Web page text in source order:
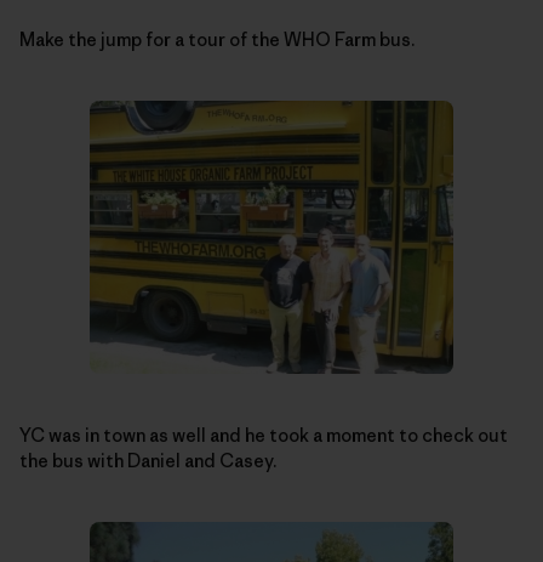
Make the jump for a tour of the WHO Farm bus.
YC was in town as well and he took a moment to check out
the bus with Daniel and Casey.